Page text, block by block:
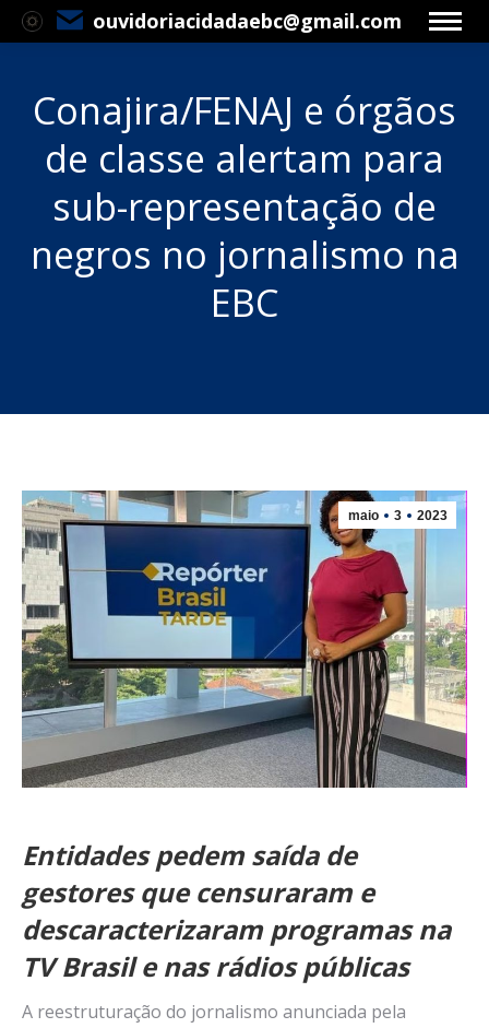
ouvidoriacidadaebc@gmail.com
Conajira/FENAJ e órgãos
de classe alertam para
sub-representação de
negros no jornalismo na
EBC
maio 3 2023
Entidades pedem saída de
gestores que censuraram e
descaracterizaram programas na
TV Brasil e nas rádios públicas
A reestruturação do jornalismo anunciada pela